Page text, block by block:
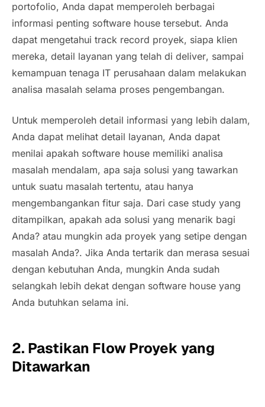
portofolio, Anda dapat memperoleh berbagai
informasi penting software house tersebut. Anda
dapat mengetahui track record proyek, siapa klien
mereka, detail layanan yang telah di deliver, sampai
kemampuan tenaga IT perusahaan dalam melakukan
analisa masalah selama proses pengembangan.
Untuk memperoleh detail informasi yang lebih dalam,
Anda dapat melihat detail layanan, Anda dapat
menilai apakah software house memiliki analisa
masalah mendalam, apa saja solusi yang tawarkan
untuk suatu masalah tertentu, atau hanya
mengembangankan fitur saja. Dari case study yang
ditampilkan, apakah ada solusi yang menarik bagi
Anda? atau mungkin ada proyek yang setipe dengan
masalah Anda?. Jika Anda tertarik dan merasa sesuai
dengan kebutuhan Anda, mungkin Anda sudah
selangkah lebih dekat dengan software house yang
Anda butuhkan selama ini.
2. Pastikan FlowProyek yang
Ditawarkan